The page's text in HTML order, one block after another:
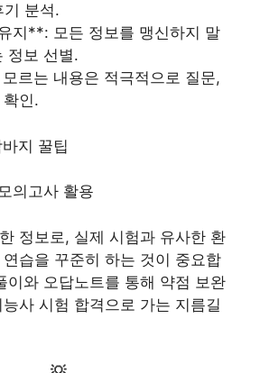
분석.
지**: 모든 정보를 맹신하지 말
정보 선별.
르는 내용은 적극적으로 질문,
인.
지 꿀팁
의고사 활용
정보로, 실제 시험과 유사한 환
습을 꾸준히 하는 것이 중요합
이와 오답노트를 통해 약점 보완
사 시험 합격으로 가는 지름길